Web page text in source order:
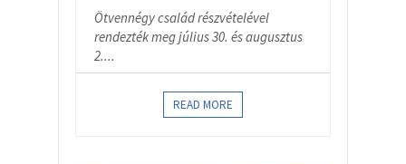
Ötvennégy család részvételével
rendezték meg július 30. és augusztus
2....
READ MORE